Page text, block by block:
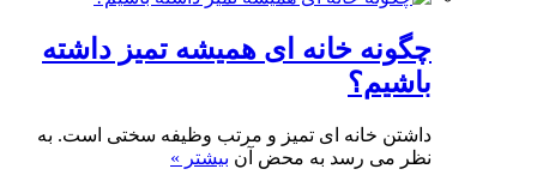
چگونه خانه ای همیشه تمیز داشته
باشیم؟
داشتن خانه ای تمیز و مرتب وظیفه سختی است. به
نظر می رسد به محض آن بیشتر »